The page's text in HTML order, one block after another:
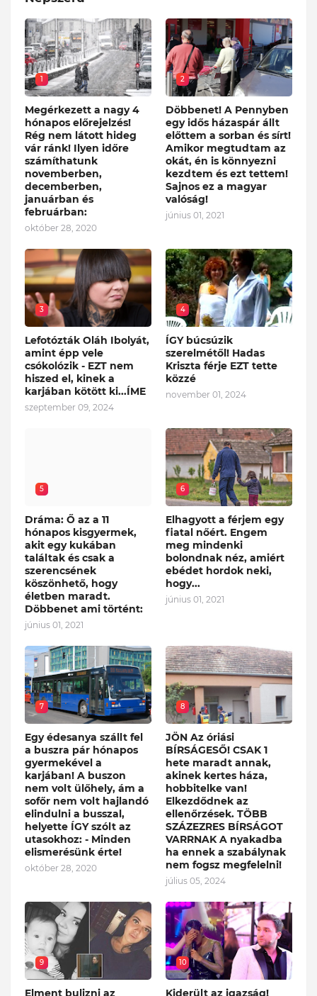
1
Megérkezett a nagy 4
hónapos előrejelzés!
Rég nem látott hideg
vár ránk! Ilyen időre
számíthatunk
novemberben,
decemberben,
januárban és
februárban:
október 28, 2020
2
Döbbenet! A Pennyben
egy idős házaspár állt
előttem a sorban és sírt!
Amikor megtudtam az
okát, én is könnyezni
kezdtem és ezt tettem!
Sajnos ez a magyar
valóság!
június 01, 2021
3
Lefotózták Oláh Ibolyát,
amint épp vele
csókolózik - EZT nem
hiszed el, kinek a
karjában kötött ki...ÍME
szeptember 09, 2024
4
ÍGY búcsúzik
szerelmétől! Hadas
Kriszta férje EZT tette
közzé
november 01, 2024
5
Dráma: Ő az a 11
hónapos kisgyermek,
akit egy kukában
találtak és csak a
szerencsének
köszönhető, hogy
életben maradt.
Döbbenet ami történt:
június 01, 2021
6
Elhagyott a férjem egy
fiatal nőért. Engem
meg mindenki
bolondnak néz, amiért
ebédet hordok neki,
hogy...
június 01, 2021
7
Egy édesanya szállt fel
a buszra pár hónapos
gyermekével a
karjában! A buszon
nem volt ülőhely, ám a
sofőr nem volt hajlandó
elindulni a busszal,
helyette ÍGY szólt az
utasokhoz: - Minden
elismerésünk érte!
október 28, 2020
8
JÖN Az óriási
BÍRSÁGESŐ! CSAK 1
hete maradt annak,
akinek kertes háza,
hobbitelke van!
Elkezdődnek az
ellenőrzések. TÖBB
SZÁZEZRES BÍRSÁGOT
VARRNAK A nyakadba
ha ennek a szabálynak
nem fogsz megfelelni!
július 05, 2024
9
Elment bulizni az
10
Kiderült az igazság!